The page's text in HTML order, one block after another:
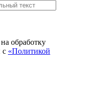
обработку
с «Политикой